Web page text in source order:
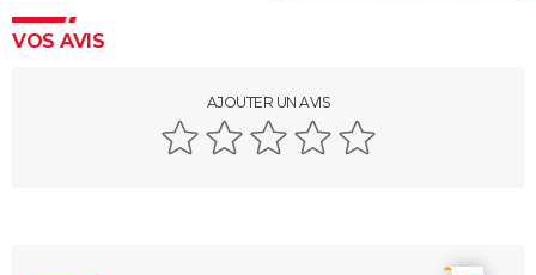
VOS AVIS
AJOUTER UN AVIS